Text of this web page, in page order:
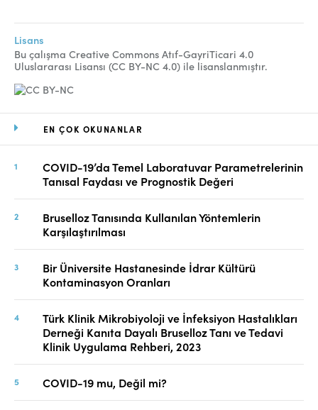
EN ÇOK OKUNANLAR
COVID-19’da Temel Laboratuvar Parametrelerinin
Tanısal Faydası ve Prognostik Değeri
Bruselloz Tanısında Kullanılan Yöntemlerin
Karşılaştırılması
Bir Üniversite Hastanesinde İdrar Kültürü
Kontaminasyon Oranları
Türk Klinik Mikrobiyoloji ve İnfeksiyon Hastalıkları
Derneği Kanıta Dayalı Bruselloz Tanı ve Tedavi
Klinik Uygulama Rehberi, 2023
COVID-19 mu, Değil mi?
Lisans
Bu çalışma Creative Commons Atıf-GayriTicari 4.0
Uluslararası Lisansı (CC BY-NC 4.0) ile lisanslanmıştır.